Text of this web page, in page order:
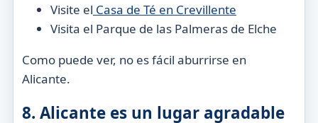
Visite el Casa de Té en Crevillente
Visita el Parque de las Palmeras de Elche
Como puede ver, no es fácil aburrirse en
Alicante.
8. Alicante es un lugar agradable